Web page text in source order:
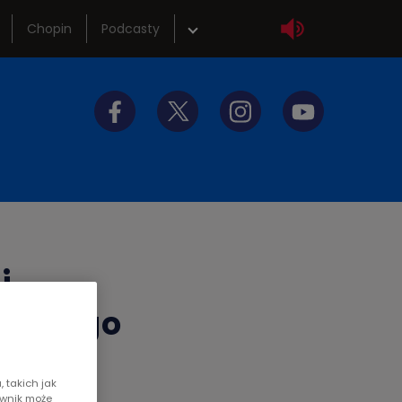
Chopin Podcasty
Szkolenia
takich jak
może